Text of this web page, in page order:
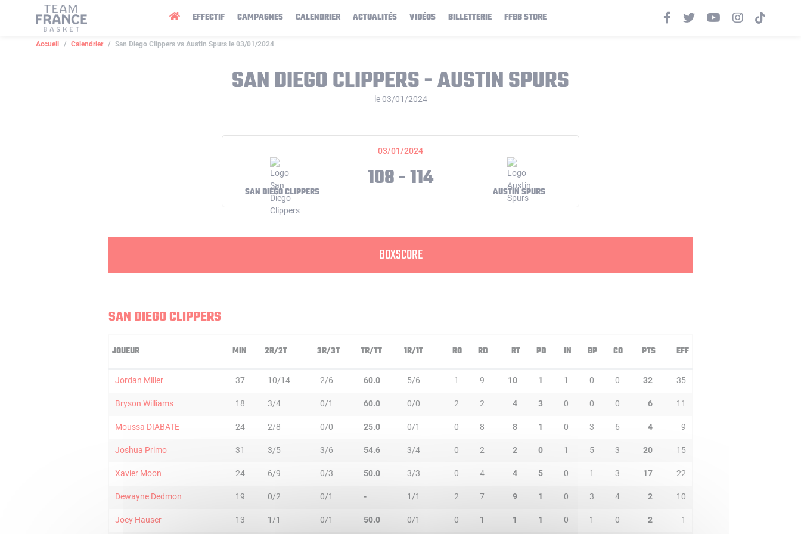
EFFECTIF CAMPAGNES CALENDRIER ACTUALITÉS VIDÉOS BILLETTERIE FFBB STORE
Accueil Calendrier San Diego Clippers vs Austin Spurs le 03/01/2024
SAN DIEGO CLIPPERS - AUSTIN SPURS
le 03/01/2024
03/01/2024
SAN DIEGO CLIPPERS 108 - 114 AUSTIN SPURS
BOXSCORE
SAN DIEGO CLIPPERS
JOUEUR MIN 2R/2T 3R/3T TR/TT 1R/1T RO RD RT PD IN BP CO PTS EFF
Jordan Miller 37 10/14 2/6 60.0 5/6 1 9 10 1 1 0 0 32 35
Bryson Williams 18 3/4 0/1 60.0 0/0 2 2 4 3 0 0 0 6 11
Moussa DIABATE 24 2/8 0/0 25.0 0/1 0 8 8 1 0 3 6 4 9
Joshua Primo 31 3/5 3/6 54.6 3/4 0 2 2 0 1 5 3 20 15
Xavier Moon 24 6/9 0/3 50.0 3/3 0 4 4 5 0 1 3 17 22
Dewayne Dedmon 19 0/2 0/1 - 1/1 2 7 9 1 0 3 4 2 10
Joey Hauser 13 1/1 0/1 50.0 0/1 0 1 1 1 0 1 0 2 1
Panneau de gestion des cookies